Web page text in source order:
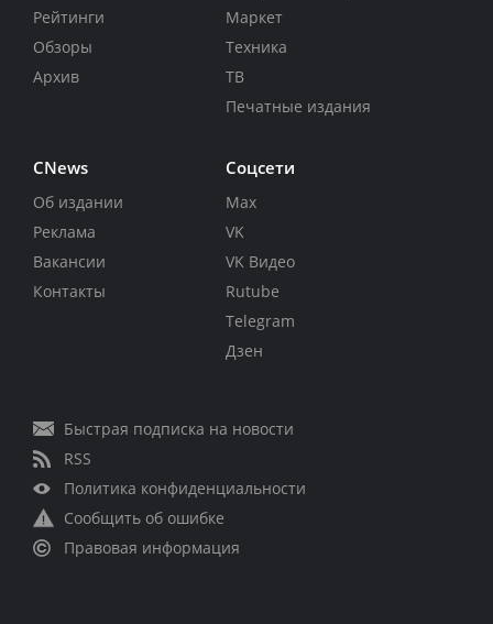
Рейтинги
Обзоры
Архив
Маркет
Техника
ТВ
Печатные издания
CNews
Об издании
Реклама
Вакансии
Контакты
Соцсети
Max
VK
VK Видео
Rutube
Telegram
Дзен
Быстрая подписка на новости
RSS
Политика конфиденциальности
Сообщить об ошибке
Правовая информация